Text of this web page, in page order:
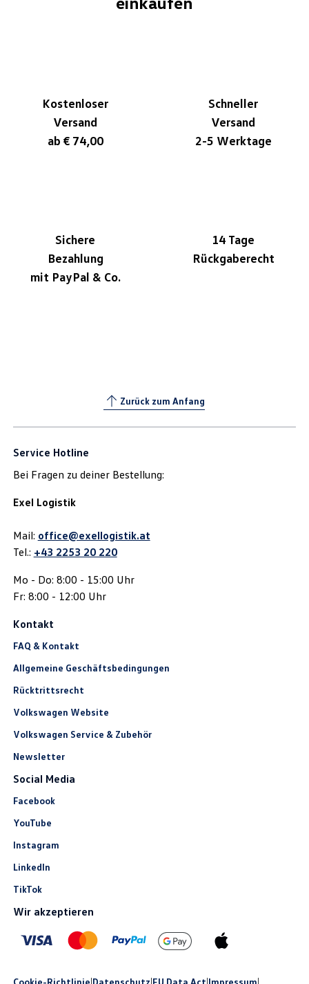
Kostenloser
Versand
ab € 74,00
Schneller
Versand
2-5 Werktage
Sichere
Bezahlung
mit PayPal & Co.
14 Tage
Rückgaberecht
Zurück zum Anfang
Service Hotline
Bei Fragen zu deiner Bestellung:
Exel Logistik
Mail: office@exellogistik.at
Tel.: +43 2253 20 220
Mo - Do: 8:00 - 15:00 Uhr
Fr: 8:00 - 12:00 Uhr
Kontakt
FAQ & Kontakt
Allgemeine Geschäftsbedingungen
Rücktrittsrecht
Volkswagen Website
Volkswagen Service & Zubehör
Newsletter
Social Media
Facebook
YouTube
Instagram
LinkedIn
TikTok
Wir akzeptieren
Cookie-Richtlinie|Datenschutz|EU Data Act|Impressum|